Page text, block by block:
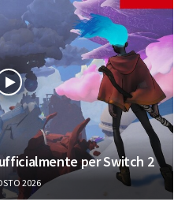
per Switch 2
2026